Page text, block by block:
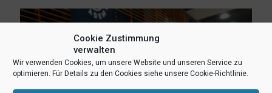
Cookie Zustimmung
verwalten
Wir verwenden Cookies, um unsere Website und unseren Service zu
optimieren. Für Details zu den Cookies siehe unsere Cookie-Richtlinie.